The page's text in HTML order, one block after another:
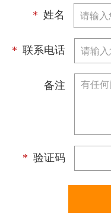
* 姓名
* 联系电话
备注
* 验证码